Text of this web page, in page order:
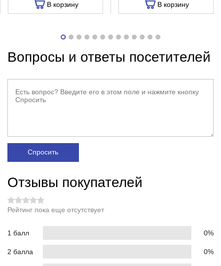
В корзину В корзину
Вопросы и ответы посетителей
Спросить
Отзывы покупателей
Рейтинг пока еще отсутствует
1 балл 0%
2 балла 0%